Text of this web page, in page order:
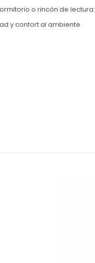
o rincón de lectura
y confort al ambiente